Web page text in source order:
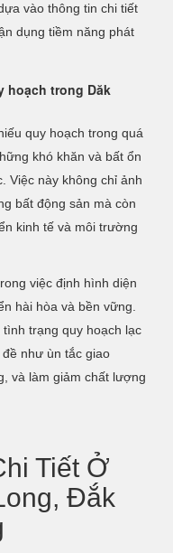
vào thông tin chi tiết
dụng tiềm năng phát
hoạch trong Dăk
quy hoạch trong quá
khó khăn và bất ổn
Việc này không chỉ ảnh
bất động sản mà còn
kinh tế và môi trường
việc định hình diện
hài hòa và bền vững.
trạng quy hoạch lạc
như ùn tắc giao
và làm giảm chất lượng
Tiết Ở
Đắk